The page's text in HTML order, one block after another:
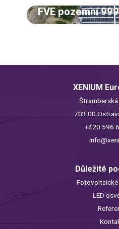
FVE pozemní
XENIUM
703 00
+420 596
Důležité
LED